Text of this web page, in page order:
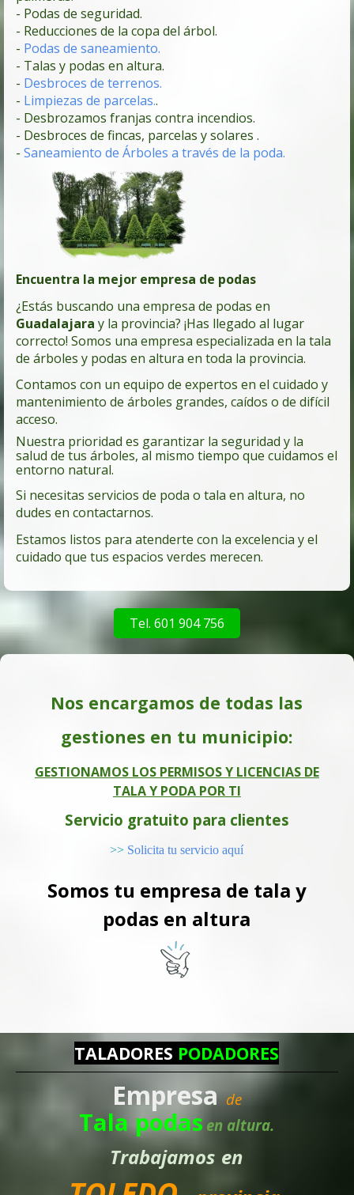
- Podas de seguridad.
- Reducciones de la copa del árbol.
- Podas de saneamiento.
- Talas y podas en altura.
- Desbroces de terrenos.
- Limpiezas de parcelas..
- Desbrozamos franjas contra incendios.
- Desbroces de fincas, parcelas y solares .
- Saneamiento de Árboles a través de la poda.
Encuentra la mejor empresa de podas
¿Estás buscando una empresa de podas en
Guadalajara y la provincia? ¡Has llegado al lugar
correcto! Somos una empresa especializada en la tala
de árboles y podas en altura en toda la provincia.
Contamos con un equipo de expertos en el cuidado y
mantenimiento de árboles grandes, caídos o de difícil
acceso.
Nuestra prioridad es garantizar la seguridad y la
salud de tus árboles, al mismo tiempo que cuidamos el
entorno natural.
Si necesitas servicios de poda o tala en altura, no
dudes en contactarnos.
Estamos listos para atenderte con la excelencia y el
cuidado que tus espacios verdes merecen.
Tel. 601 904 756
Nos encargamos de todas las
gestiones en tu municipio:
GESTIONAMOS LOS PERMISOS Y LICENCIAS DE
TALA Y PODA POR TI
Servicio gratuito para clientes
>> Solicita tu servicio aquí
Somos tu empresa de tala y
podas en altura
TALADORES PODADORES
Empresa de
Tala podas en altura.
Trabajamos en